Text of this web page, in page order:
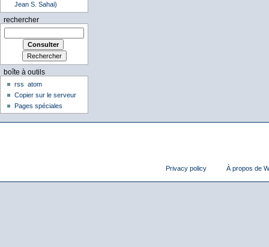
Jean S. Sahai)
rechercher
boîte à outils
rss
atom
Copier sur le serveur
Pages spéciales
Privacy policy À propos de